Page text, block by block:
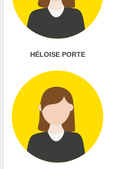
HÉLOISE PORTE